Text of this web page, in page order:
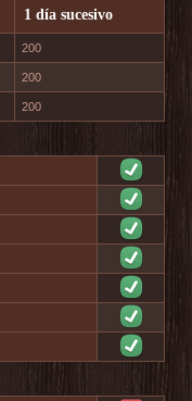
1 día sucesivo
200
200
200